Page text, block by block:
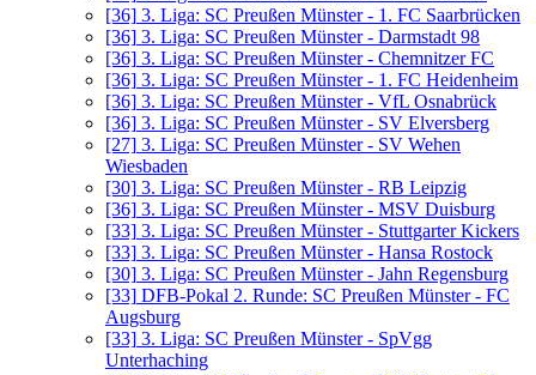
[36] 3. Liga: SC Preußen Münster - 1. FC Saarbrücken
[36] 3. Liga: SC Preußen Münster - Darmstadt 98
[36] 3. Liga: SC Preußen Münster - Chemnitzer FC
[36] 3. Liga: SC Preußen Münster - 1. FC Heidenheim
[36] 3. Liga: SC Preußen Münster - VfL Osnabrück
[36] 3. Liga: SC Preußen Münster - SV Elversberg
[27] 3. Liga: SC Preußen Münster - SV Wehen
Wiesbaden
[30] 3. Liga: SC Preußen Münster - RB Leipzig
[36] 3. Liga: SC Preußen Münster - MSV Duisburg
[33] 3. Liga: SC Preußen Münster - Stuttgarter Kickers
[33] 3. Liga: SC Preußen Münster - Hansa Rostock
[30] 3. Liga: SC Preußen Münster - Jahn Regensburg
[33] DFB-Pokal 2. Runde: SC Preußen Münster - FC
Augsburg
[33] 3. Liga: SC Preußen Münster - SpVgg
Unterhaching